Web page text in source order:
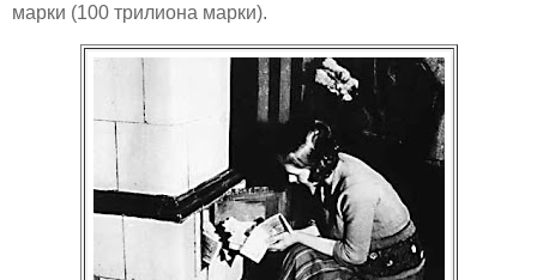
марки (100 трилиона марки).